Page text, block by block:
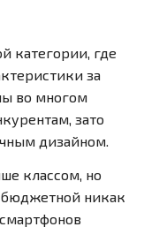
категории, где
за
во многом
зато
дизайном.
классом, но
никак